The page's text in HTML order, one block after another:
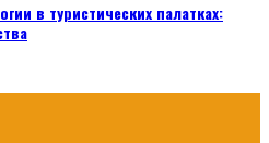
в туристических палатках: